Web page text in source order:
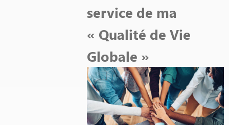
service de ma
« Qualité de Vie
Globale »